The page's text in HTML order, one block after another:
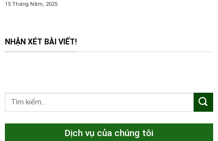
15 Tháng Năm, 2025
NHẬN XÉT BÀI VIẾT!
Dịch vụ của chúng tôi